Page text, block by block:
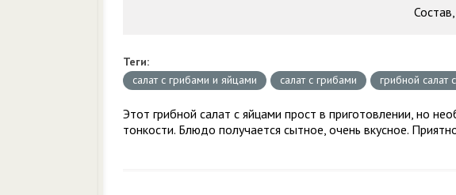
Теги:
салат с грибами и яйцами
салат с грибами грибной салат
Этот грибной салат с яйцами прост в приготовлении, но
тонкости. Блюдо получается сытное, очень вкусное.